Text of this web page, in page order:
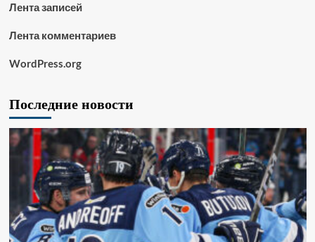
Лента записей
Лента комментариев
WordPress.org
Последние новости